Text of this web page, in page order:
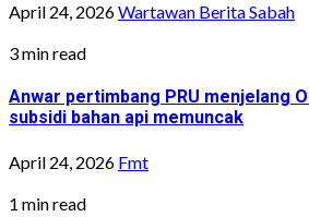
April 24, 2026Wartawan Berita Sabah
3 min read
Anwar pertimbang PRU menjelang
subsidi bahan api memuncak
April 24, 2026 Fmt
1 min read